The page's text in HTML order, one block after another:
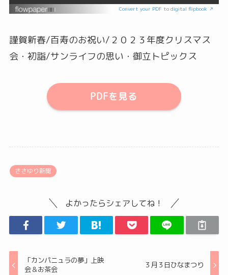
Convert your PDF to digital flipbook ↗
謹賀新春/百寿のお祝い/２０２３年度クリスマス
会・初詣/サンライフの思い・御立トピックス
PDFを見る
ささゆり新聞
よかったらシェアしてね！
「カンパニュラの夢」上映
会＆お茶会
３月３日ひなまつり